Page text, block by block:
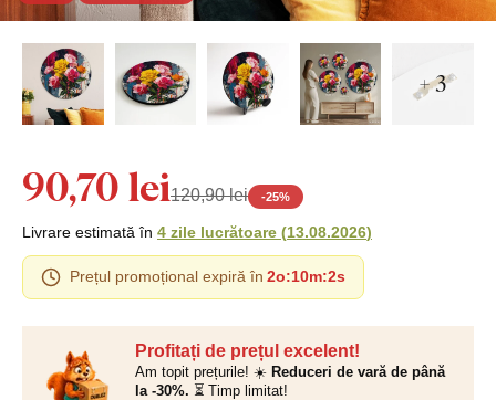
+ 3
Profitați de prețul excelent!
Am topit prețurile! ☀️ Reduceri de vară de până
la -30%. ⏳ Timp limitat!
90,70 lei120,90 lei -25%
Livrare estimată în 4 zile lucrătoare (13.08.2026)
Prețul promoțional expiră în 2o:10m:1s